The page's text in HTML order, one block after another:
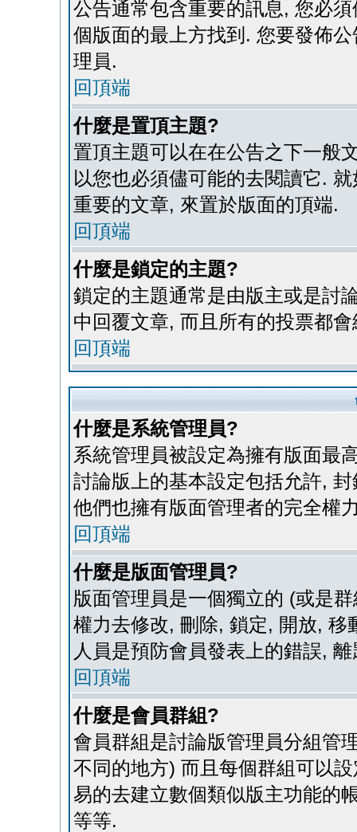
公告通常包含重要的訊息, 您必
個版面的最上方找到. 您要發佈
理員.
回頂端
什麼是置頂主題?
置頂主題可以在在公告之下一般
以您也必須儘可能的去閱讀它.
重要的文章, 來置於版面的頂端.
回頂端
什麼是鎖定的主題?
鎖定的主題通常是由版主或是討
中回覆文章, 而且所有的投票都
回頂端
什麼是系統管理員?
系統管理員被設定為擁有版面最
討論版上的基本設定包括允許,
他們也擁有版面管理者的完全權
回頂端
什麼是版面管理員?
版面管理員是一個獨立的 (或是
權力去修改, 刪除, 鎖定, 開放,
人員是預防會員發表上的錯誤,
回頂端
什麼是會員群組?
會員群組是討論版管理員分組管
不同的地方) 而且每個群組可以
易的去建立數個類似版主功能的
等等.